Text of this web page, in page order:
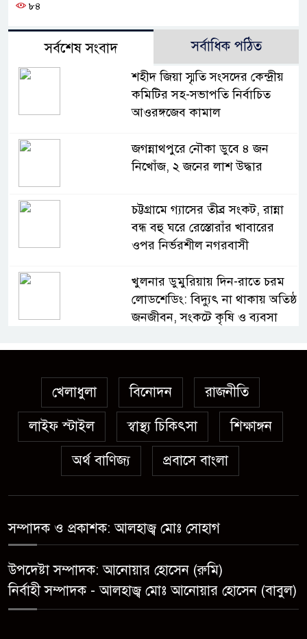
৮৪
সর্বশেষ সংবাদ সর্বাধিক পঠিত
শহীদ জিয়া স্মৃতি সংসদের কেন্দ্রীয়
কমিটির সহ-সভাপতি নির্বাচিত
আওরঙ্গজেব কামাল
জগন্নাথপুরে নৌকা ডুবে ৪ জন
নিখোঁজ, ২ জনের লাশ উদ্ধার
চট্টগ্রামে গ্যাসের তীব্র সংকট, রান্না
বন্ধ বহু ঘরে রেস্তোরাঁর খাবারের
ওপর নির্ভরশীল নগরবাসী
খুলনার ডুমুরিয়ায় দিন-রাতে চরম
লোডশেডিং: বিদ্যুৎ না থাকায় অতিষ্ঠ
জনজীবন, সংকটে কৃষি ও ব্যবসা
অস্ত্র উদ্ধারে ডেভিড ইমনসহ ৫
পুলিশ
সেনবাগে নতুন গ্যাস কূপের খনন
শুরু, মিলতে পারে দৈনিক ৫-৭
মিলিয়ন ঘনফুট গ্যাস
মেয়েকে ধর্ষণের অভিযোগে সেনবাগে
সোনাতলা পৌরসভার উপ-সহকারী
প্রকৌশলীর বিরুদ্ধে সাংবাদিকের
অভিযোগ,তদন্তের আশ্বাস প্রশাসকের
খেলাধুলা বিনোদন
রাজনীতি
লাইফ স্টাইল
স্বাস্থ্য চিকিৎসা
শিক্ষাঙ্গন
অর্থ বাণিজ্য
প্রবাসে বাংলা
সম্পাদক ও প্রকাশক: আলহাজ্ব মোঃ সোহাগ
উপদেষ্টা সম্পাদক: আনোয়ার হোসেন (রুমি)
নির্বাহী সম্পাদক - আলহাজ্ব মোঃ আনোয়ার হোসেন (বাবুল)